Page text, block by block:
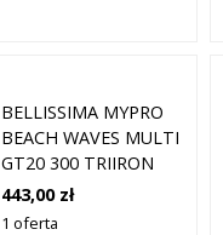
BELLISSIMA MYPRO
BEACH WAVES MULTI
GT20 300 TRIIRON
PROSTOWNICA DO
WŁOSÓW 11738 1
443,00 zł
1 oferta